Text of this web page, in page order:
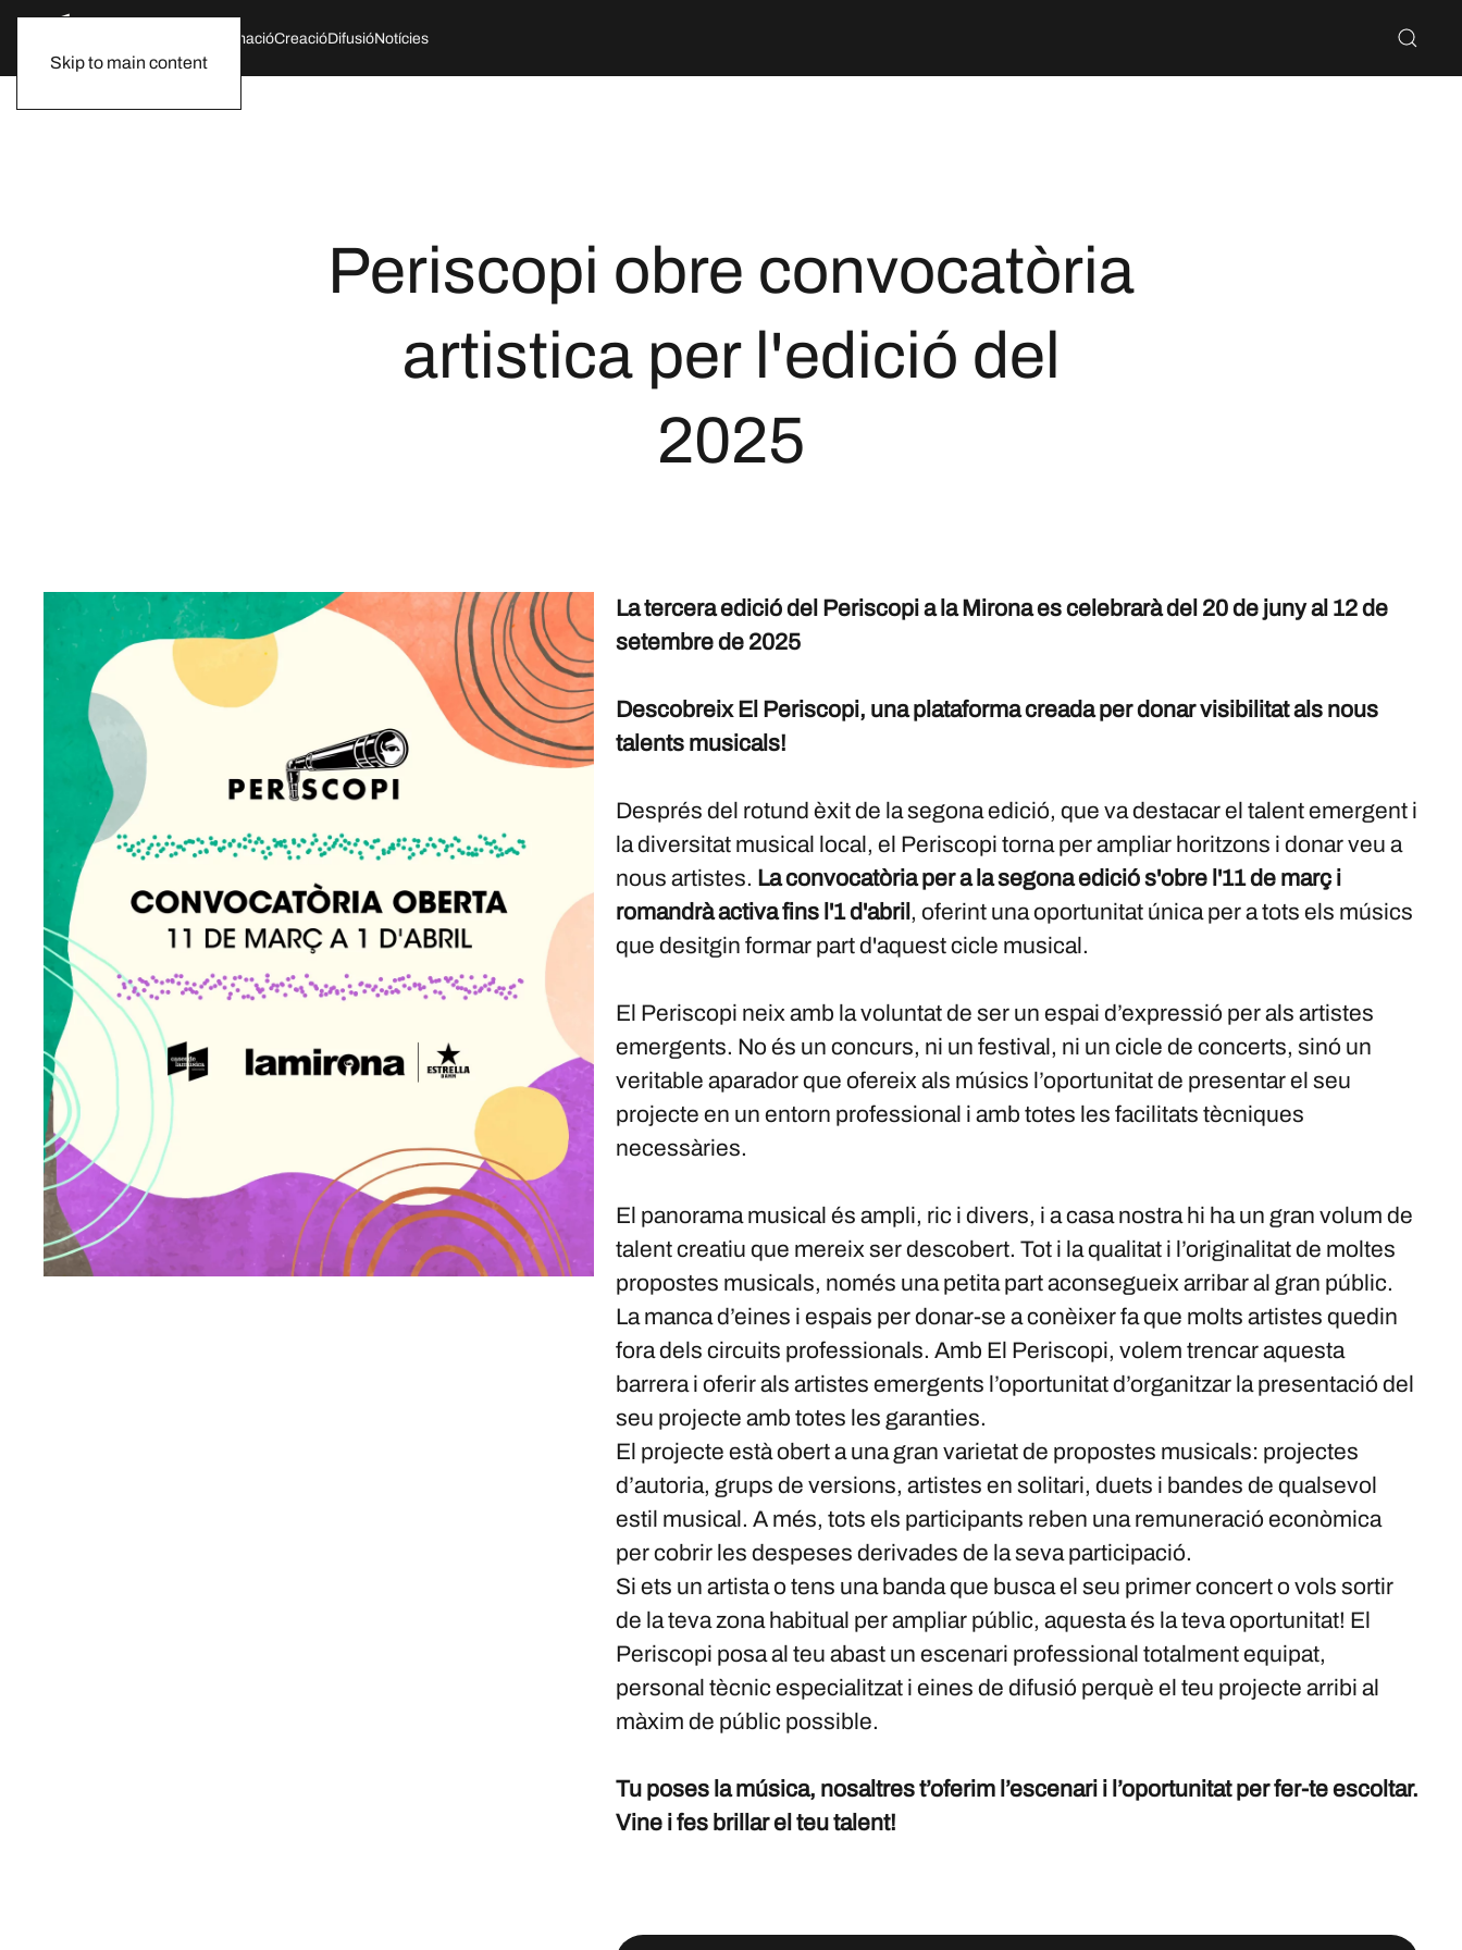
Skip to main content
FormacióCreacióDifusióNotícies
Periscopi obre convocatòria
artistica per l'edició del
2025
La tercera edició del Periscopi a la Mirona es celebrarà del 20 de juny al 12 de
setembre de 2025
Descobreix El Periscopi, una plataforma creada per donar visibilitat als nous
talents musicals!
Després del rotund èxit de la segona edició, que va destacar el talent emergent i
la diversitat musical local, el Periscopi torna per ampliar horitzons i donar veu a
nous artistes. La convocatòria per a la segona edició s'obre l'11 de març i
romandrà activa fins l'1 d'abril , oferint una oportunitat única per a tots els músics
que desitgin formar part d'aquest cicle musical.
El Periscopi neix amb la voluntat de ser un espai d’expressió per als artistes
emergents. No és un concurs, ni un festival, ni un cicle de concerts, sinó un
veritable aparador que ofereix als músics l’oportunitat de presentar el seu
projecte en un entorn professional i amb totes les facilitats tècniques
necessàries.
El panorama musical és ampli, ric i divers, i a casa nostra hi ha un gran volum de
talent creatiu que mereix ser descobert. Tot i la qualitat i l’originalitat de moltes
propostes musicals, només una petita part aconsegueix arribar al gran públic.
La manca d’eines i espais per donar-se a conèixer fa que molts artistes quedin
fora dels circuits professionals. Amb El Periscopi, volem trencar aquesta
barrera i oferir als artistes emergents l’oportunitat d’organitzar la presentació del
seu projecte amb totes les garanties.
El projecte està obert a una gran varietat de propostes musicals: projectes
d’autoria, grups de versions, artistes en solitari, duets i bandes de qualsevol
estil musical. A més, tots els participants reben una remuneració econòmica
per cobrir les despeses derivades de la seva participació.
Si ets un artista o tens una banda que busca el seu primer concert o vols sortir
de la teva zona habitual per ampliar públic, aquesta és la teva oportunitat! El
Periscopi posa al teu abast un escenari professional totalment equipat,
personal tècnic especialitzat i eines de difusió perquè el teu projecte arribi al
màxim de públic possible.
Tu poses la música, nosaltres t’oferim l’escenari i l’oportunitat per fer-te escoltar.
Vine i fes brillar el teu talent!